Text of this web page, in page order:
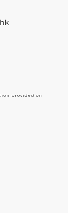
provided on